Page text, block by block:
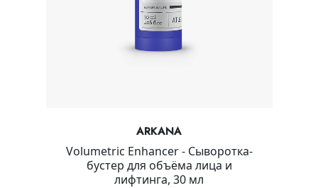
ARKANA
Volumetric Enhancer - Сыворотка-
бустер для объёма лица и
лифтинга, 30 мл